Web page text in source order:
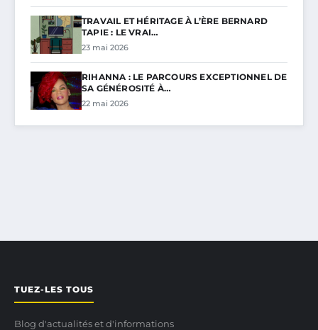
TRAVAIL ET HÉRITAGE À L’ÈRE BERNARD
TAPIE : LE VRAI…
23 mai 2026
RIHANNA : LE PARCOURS EXCEPTIONNEL DE
SA GÉNÉROSITÉ À…
22 mai 2026
TUEZ-LES TOUS
Blog d'actualités et d'informations